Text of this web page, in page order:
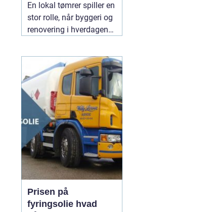
byggeri
En lokal tømrer spiller en
stor rolle, når byggeri og
renovering i hverdagen
område som
Vesthimmerland, hvor
både klima, landbrug og
ældre bygninger stiller
særlige krav til
materialer og håndværk.
En30 juli 2026
Prisen på
fyringsolie hvad